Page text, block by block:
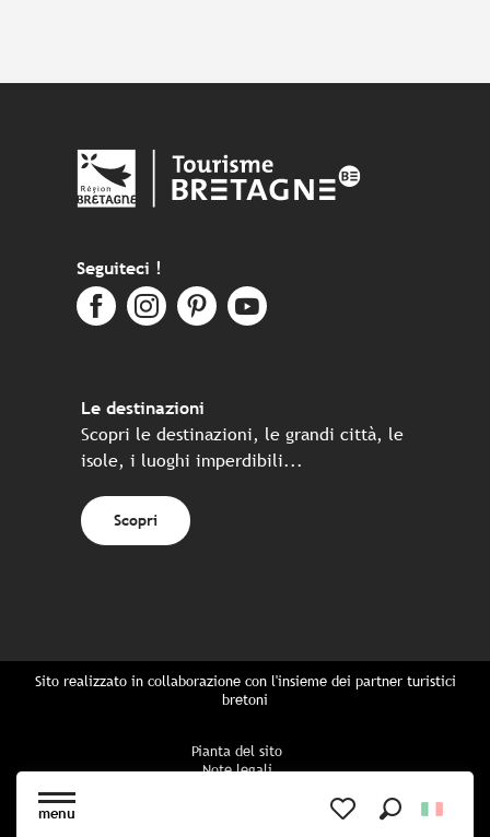
menu
Seguiteci !
Le destinazioni
Scopri le destinazioni, le grandi città, le
isole, i luoghi imperdibili...
Scopri
Sito realizzato in collaborazione con l'insieme dei partner turistici
bretoni
Pianta del sito
Note legali